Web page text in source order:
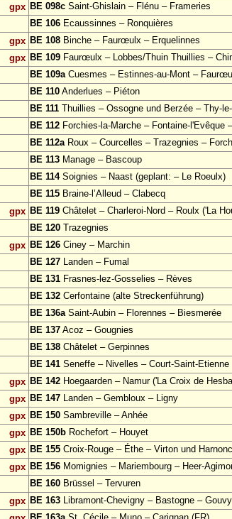
gpx BE 098c Saint-Ghislain – Flénu – Frameries
BE 106 Ecaussinnes – Ronquières
gpx BE 108 Binche – Faurœulx – Erquelinnes
gpx BE 109 Faurœulx – Lobbes/Thuin Thuillies –
BE 109aCuesmes – Estinnes-au-Mont –
BE 110 Anderlues – Piéton
BE 111 Thuillies – Ossogne und Berzée – Thy-
BE 112 Forchies-la-Marche – Fontaine-l'Evêque
BE 112aRoux – Courcelles – Trazegnies –
BE 113 Manage – Bascoup
BE 114Soignies – Naast (geplant: – Le Roeulx)
BE 115 Braine-l’Alleud – Clabecq
gpx BE 119 Châtelet – Charleroi-Nord – Roulx ('La
BE 120 Trazegnies
gpx BE 126 Ciney – Marchin
BE 127 Landen – Fumal
BE 131 Frasnes-lez-Gosselies – Rèves
BE 132 Cerfontaine (alte Streckenführung)
BE 136aSaint-Aubin – Florennes – Biesmerée
BE 137 Acoz – Gougnies
BE 138 Châtelet – Gerpinnes
BE 141 Seneffe – Nivelles – Court-Saint-Etienne
gpx BE 142 Hoegaarden – Namur ('La Croix de
gpx BE 147 Landen – Gembloux – Ligny
gpx BE 150 Sambreville – Anhée
gpx BE 150b Rochefort – Houyet
gpx BE 155 Croix-Rouge – Éthe – Virton und
gpx BE 156 Momignies – Mariembourg – Heer-
BE 160 Brüssel – Tervuren
gpx BE 163 Libramont-Chevigny – Bastogne –